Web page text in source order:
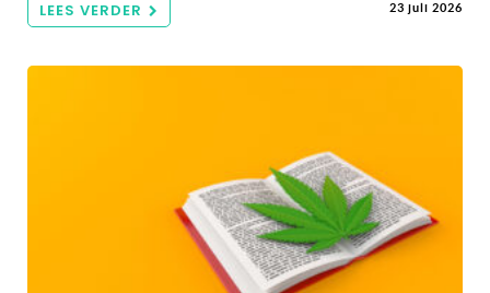
LEES VERDER 23 juli 2026